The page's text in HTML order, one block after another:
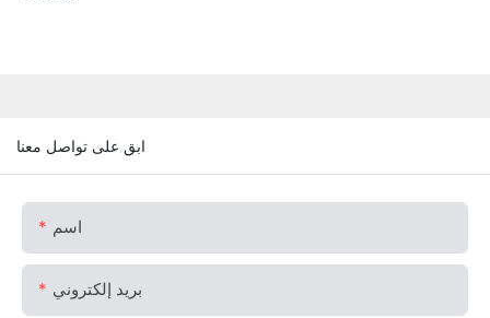
ابق على تواصل معنا
اسم
بريد إلكتروني